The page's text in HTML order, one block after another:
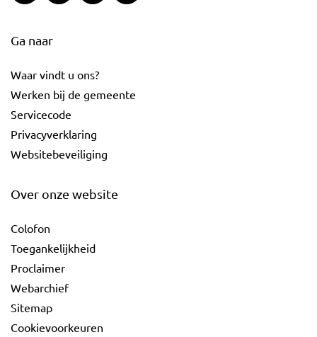
Ga naar
Waar vindt u ons?
Werken bij de gemeente
Servicecode
Privacyverklaring
Websitebeveiliging
Over onze website
Colofon
Toegankelijkheid
Proclaimer
Webarchief
Sitemap
Cookievoorkeuren